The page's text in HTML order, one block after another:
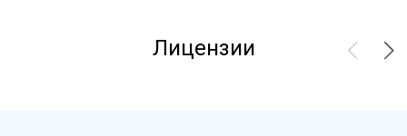
Лицензии